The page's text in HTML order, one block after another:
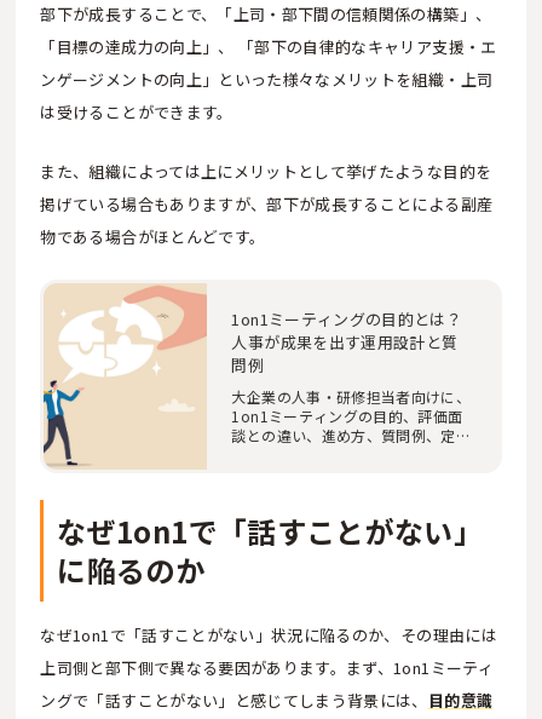
部下が成長することで、「上司・部下間の信頼関係の構築」、
「目標の達成力の向上」、 「部下の自律的なキャリア支援・エ
ンゲージメントの向上」といった様々なメリットを組織・上司
は受けることができます。
また、組織によっては上にメリットとして挙げたような目的を
掲げている場合もありますが、部下が成長することによる副産
物である場合がほとんどです。
1on1ミーティングの目的とは？
人事が成果を出す運用設計と質
問例
大企業の人事・研修担当者向けに、
1on1ミーティングの目的、評価面
談との違い、進め方、質問例、定着
なぜ1on1で「話すことがない」
に陥るのか
なぜ1on1で「話すことがない」状況に陥るのか、その理由には
上司側と部下側で異なる要因があります。まず、1on1ミーティ
ングで「話すことがない」と感じてしまう背景には、 目的意識